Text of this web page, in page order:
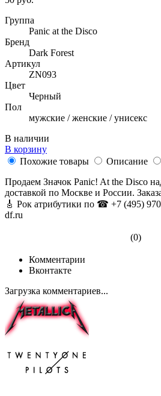
Группа
Panic at the Disco
Бренд
Dark Forest
Артикул
ZN093
Цвет
Черный
Пол
мужские / женские / унисекс
В наличии
В корзину
Похожие товары
Описание
Продаем Значок Panic! At the Disco
доставкой по Москве и России.
🎸 Рок атрибутики по ☎ +7 (495)
df.ru
(0)
Комментарии
Вконтакте
Загрузка комментариев...